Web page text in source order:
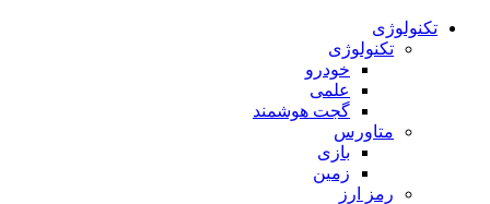
تکنولوژی
تکنولوژی
خودرو
علمی
گجت هوشمند
متاورس
بازی
زمین
رمز ارز